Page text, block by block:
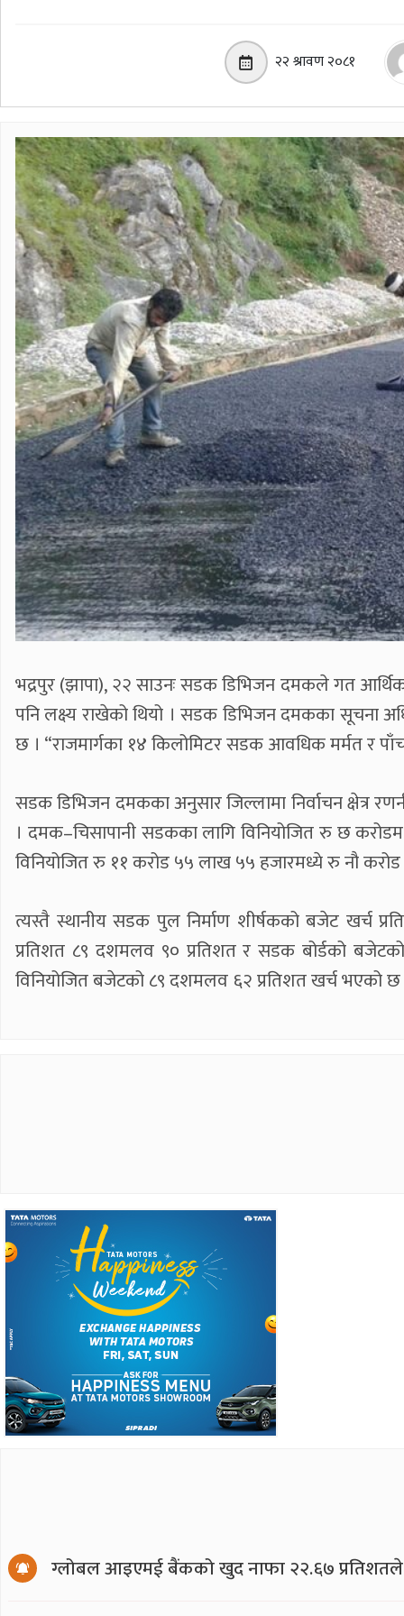
२२ श्रावण २०८१
भद्रपुर (झापा), २२ साउनः सडक डिभिजन दमकले गत
पनि लक्ष्य राखेको थियो । सडक डिभिजन दमकका सूचना
छ । “राजमार्गका १४ किलोमिटर सडक आवधिक मर्मत र पाँच
सडक डिभिजन दमकका अनुसार जिल्लामा निर्वाचन क्षेत्र
। दमक–चिसापानी सडकका लागि विनियोजित रु छ
विनियोजित रु ११ करोड ५५ लाख ५५ हजारमध्ये रु नौ
त्यस्तै स्थानीय सडक पुल निर्माण शीर्षकको बजेट खर्च
प्रतिशत ८९ दशमलव ९० प्रतिशत र सडक बोर्डको
विनियोजित बजेटको ८९ दशमलव ६२ प्रतिशत खर्च भएको
ग्लोबल आइएमई बैंकको खुद नाफा २२.६७ प्रतिशतले